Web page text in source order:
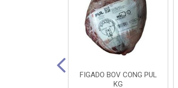
FIGADO BOV CONG PUL
KG